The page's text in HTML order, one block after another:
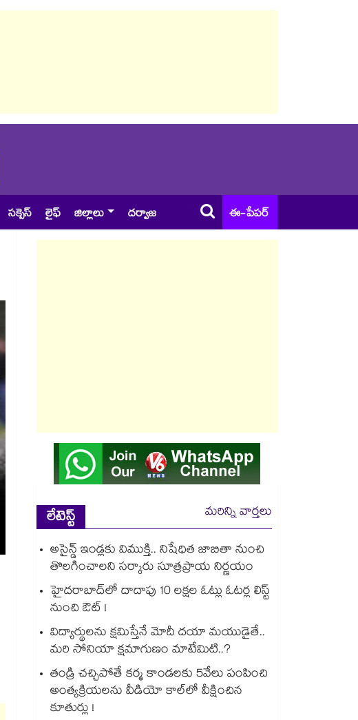
సక్సెస్ లైఫ్ జిల్లాలు దర్వాజ ఈ-పేపర్
లేటెస్ట్
మరిన్ని వార్తలు
అసైన్డ్ ఇండ్లకు విముక్తి.. నిషేధిత జాబితా నుంచి
తొలగించాలని సర్కారు సూత్రప్రాయ నిర్ణయం
హైదరాబాద్⁫లో దాదాపు 10 లక్షల ఓట్లు ఓటర్ల లిస్ట్
నుంచి ఔట్ !
విద్యార్థులను క్షమిస్తేనే మోదీ దయా మయుడైతే..
మరి సోనియా క్షమాగుణం మాటేమిటి..?
తండ్రి చచ్చిపోతే కర్మ కాండలకు 5వేలు పంపించి
అంత్యక్రియలను వీడియో కాల్⁭లో వీక్షించిన
కూతుర్లు !